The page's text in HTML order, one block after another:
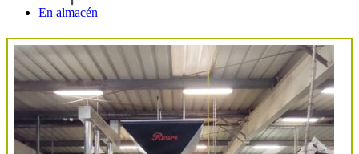
Maquinaria Nueva
Mezcladoras de sólidos
Depósitos y reactores
Líneas
Etiquetadoras
Llenadoras y dosificadoras
Taponadoras
En almacén